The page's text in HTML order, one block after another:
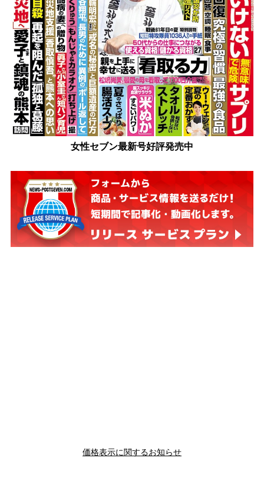
女性セブン最新号好評発売中
価格表示に関するお知らせ